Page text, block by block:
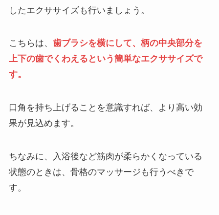
したエクササイズも行いましょう。
こちらは、 歯ブラシを横にして、柄の中央部分を
上下の歯でくわえるという簡単なエクササイズで
す。
口角を持ち上げることを意識すれば、より高い効
果が見込めます。
ちなみに、入浴後など筋肉が柔らかくなっている
状態のときは、骨格のマッサージも行うべきで
す。